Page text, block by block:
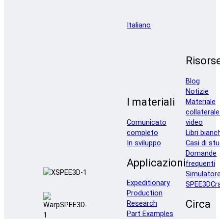
Italiano
I materiali
Comunicato
completo
In sviluppo
Applicazioni
Expeditionary
Production
Research
Part Examples
Blog
Notizie
Materiale
video
Libri
Casi di
Domande
frequenti
Circa